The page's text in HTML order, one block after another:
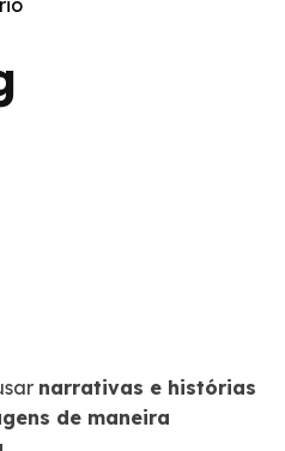
narrativas e histórias
de maneira